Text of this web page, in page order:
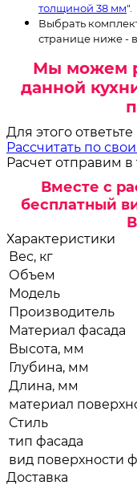
толщиной 38 мм".
Выбрать
странице ниже -
Мы можем
данной
Для этого
Рассчитать по
Расчет отправим в
Вместе с
бесплатный
Характеристики
Вес, кг
Объем
Модель
Производитель
Материал фасада
Высота, мм
Глубина, мм
Длина, мм
материал
Стиль
тип фасада
вид поверхности
Доставка